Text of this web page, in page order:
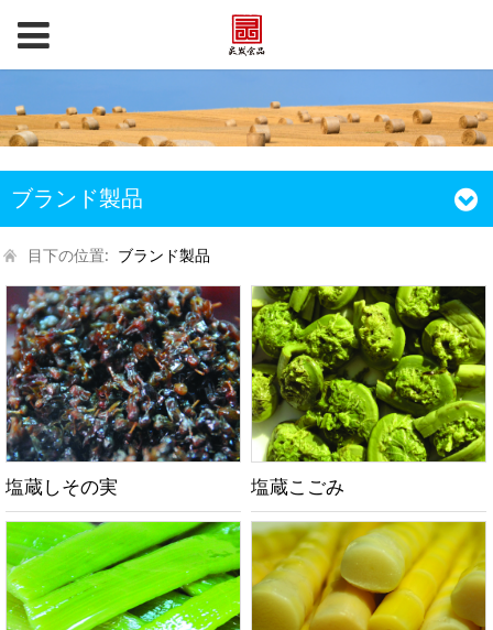
ブランド製品
目下の位置: ブランド製品
塩蔵しその実 塩蔵こごみ